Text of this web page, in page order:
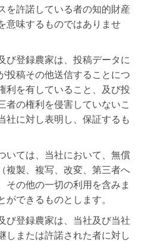
を許諾している者の知的財産
意味するものではありませ
び登録農家は、投稿データに
投稿その他送信することにつ
利を有していること、及び投
者の権利を侵害していないこ
社に対し表明し、保証するも
いては、当社において、無償
複製、複写、改変、第三者へ
その他の一切の利用を含みま
ができるものとします。
び登録農家は、当社及び当社
しまたは許諾された者に対し